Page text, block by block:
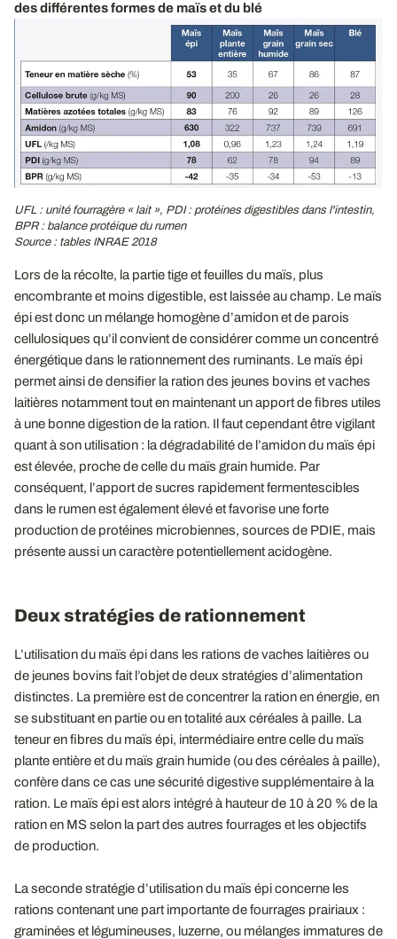
des différentes formes de maïs et du blé
UFL : unité fourragère « lait », PDI : protéines digestibles dans l'intestin,
BPR : balance protéique du rumen
Source : tables INRAE 2018
Lors de la récolte, la partie tige et feuilles du maïs, plus
encombrante et moins digestible, est laissée au champ. Le maïs
épi est donc un mélange homogène d’amidon et de parois
cellulosiques qu’il convient de considérer comme un concentré
énergétique dans le rationnement des ruminants. Le maïs épi
permet ainsi de densifier la ration des jeunes bovins et vaches
laitières notamment tout en maintenant un apport de fibres utiles
à une bonne digestion de la ration. Il faut cependant être vigilant
quant à son utilisation : la dégradabilité de l’amidon du maïs épi
est élevée, proche de celle du maïs grain humide. Par
conséquent, l’apport de sucres rapidement fermentescibles
dans le rumen est également élevé et favorise une forte
production de protéines microbiennes, sources de PDIE, mais
présente aussi un caractère potentiellement acidogène.
Deux stratégies de rationnement
L’utilisation du maïs épi dans les rations de vaches laitières ou
de jeunes bovins fait l’objet de deux stratégies d’alimentation
distinctes. La première est de concentrer la ration en énergie, en
se substituant en partie ou en totalité aux céréales à paille. La
teneur en fibres du maïs épi, intermédiaire entre celle du maïs
plante entière et du maïs grain humide (ou des céréales à paille),
confère dans ce cas une sécurité digestive supplémentaire à la
ration. Le maïs épi est alors intégré à hauteur de 10 à 20 % de la
ration en MS selon la part des autres fourrages et les objectifs
de production.
La seconde stratégie d’utilisation du maïs épi concerne les
rations contenant une part importante de fourrages prairiaux :
graminées et légumineuses, luzerne, ou mélanges immatures de